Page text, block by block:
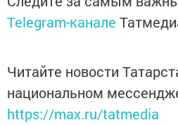
Telegram-канале
Читайте новости
национальном
https://max.ru/tatmedia